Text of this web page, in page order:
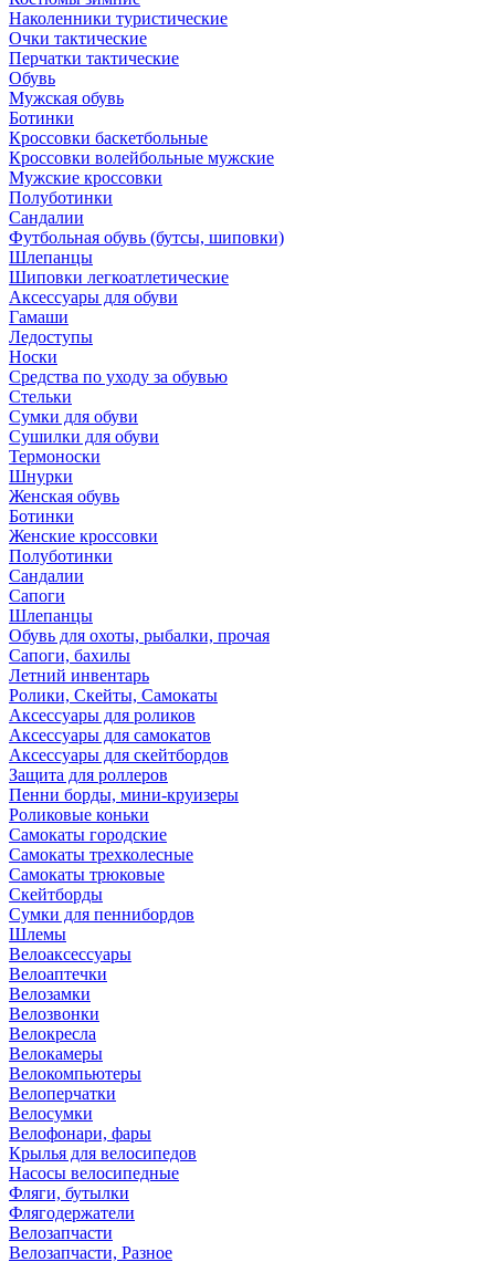
Наколенники туристические
Очки тактические
Перчатки тактические
Обувь
Мужская обувь
Ботинки
Кроссовки баскетбольные
Кроссовки волейбольные мужские
Мужские кроссовки
Полуботинки
Сандалии
Футбольная обувь (бутсы, шиповки)
Шлепанцы
Шиповки легкоатлетические
Аксессуары для обуви
Гамаши
Ледоступы
Носки
Средства по уходу за обувью
Стельки
Сумки для обуви
Сушилки для обуви
Термоноски
Шнурки
Женская обувь
Ботинки
Женские кроссовки
Полуботинки
Сандалии
Сапоги
Шлепанцы
Обувь для охоты, рыбалки, прочая
Сапоги, бахилы
Летний инвентарь
Ролики, Скейты, Самокаты
Аксессуары для роликов
Аксессуары для самокатов
Аксессуары для скейтбордов
Защита для роллеров
Пенни борды, мини-круизеры
Роликовые коньки
Самокаты городские
Самокаты трехколесные
Самокаты трюковые
Скейтборды
Сумки для пеннибордов
Шлемы
Велоаксессуары
Велоаптечки
Велозамки
Велозвонки
Велокресла
Велокамеры
Велокомпьютеры
Велоперчатки
Велосумки
Велофонари, фары
Крылья для велосипедов
Насосы велосипедные
Фляги, бутылки
Флягодержатели
Велозапчасти
Велозапчасти, Разное